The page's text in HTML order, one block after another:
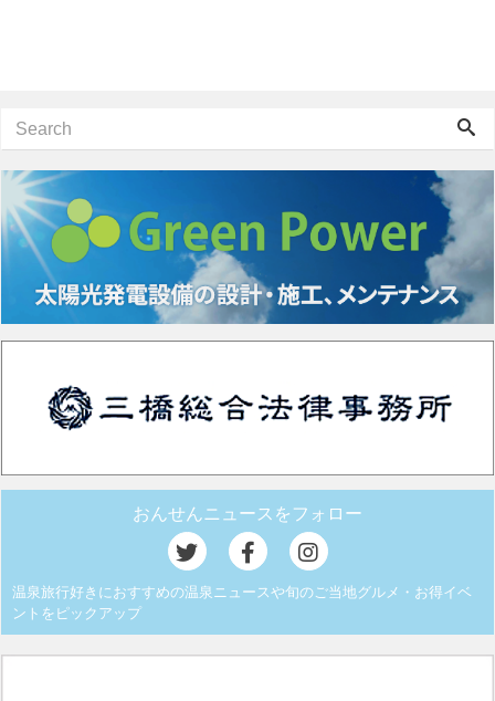
おんせんニュースをフォロー
温泉旅行好きにおすすめの温泉ニュースや旬のご当地グルメ・お得イベ
ントをピックアップ